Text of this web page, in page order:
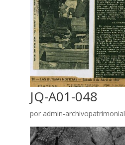
JQ-A01-048
por admin-archivopatrimonial